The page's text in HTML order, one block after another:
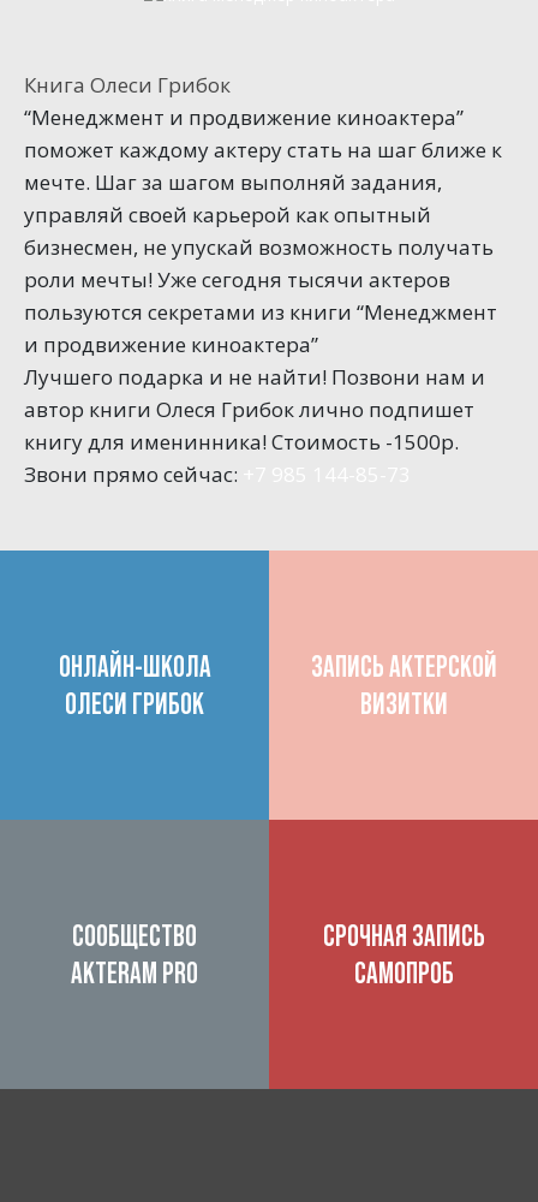
Книга Олеси Грибок
“Менеджмент и продвижение киноактера”
поможет каждому актеру стать на шаг ближе к
мечте. Шаг за шагом выполняй задания,
управляй своей карьерой как опытный
бизнесмен, не упускай возможность получать
роли мечты! Уже сегодня тысячи актеров
пользуются секретами из книги “Менеджмент
и продвижение киноактера”
Лучшего подарка и не найти! Позвони нам и
автор книги Олеся Грибок лично подпишет
книгу для именинника! Стоимость -1500р.
Звони прямо сейчас:
ОНЛАЙН-ШКОЛА
ОЛЕСИ ГРИБОК
ЗАПИСЬ АКТЕРСКОЙ
ВИЗИТКИ
СООБЩЕСТВО
AKTERAM PRO
СРОЧНАЯ ЗАПИСЬ
САМОПРОБ